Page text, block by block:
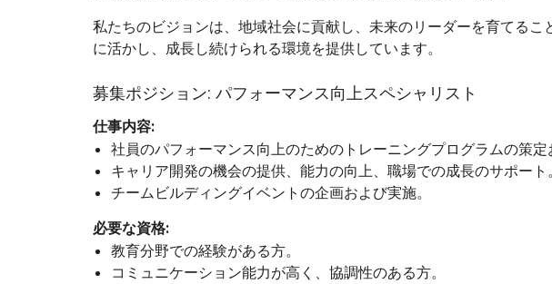
私たちのビジョンは、地域社会に貢献し、未来のリーダーを育てるこ
に活かし、成長し続けられる環境を提供しています。
募集ポジション: パフォーマンス向上スペシャリスト
仕事内容:
社員のパフォーマンス向上のためのトレーニングプログラムの策定
キャリア開発の機会の提供、能力の向上、職場での成長のサポート
チームビルディングイベントの企画および実施。
必要な資格:
教育分野での経験がある方。
コミュニケーション能力が高く、協調性のある方。